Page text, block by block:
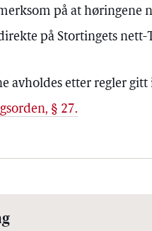
på at høringene
på Stortingets nett-
avholdes etter regler gitt
§ 27.